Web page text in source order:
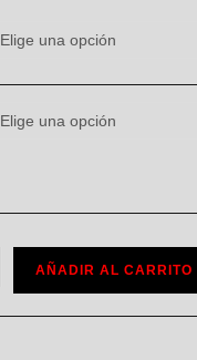
Elige una opción
Elige una opción
AÑADIR AL CARRITO